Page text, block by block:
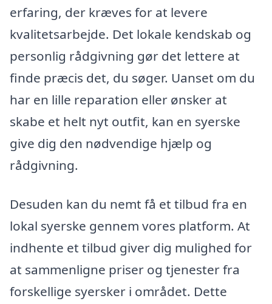
erfaring, der kræves for at levere
kvalitetsarbejde. Det lokale kendskab og
personlig rådgivning gør det lettere at
finde præcis det, du søger. Uanset om du
har en lille reparation eller ønsker at
skabe et helt nyt outfit, kan en syerske
give dig den nødvendige hjælp og
rådgivning.
Desuden kan du nemt få et tilbud fra en
lokal syerske gennem vores platform. At
indhente et tilbud giver dig mulighed for
at sammenligne priser og tjenester fra
forskellige syersker i området. Dette